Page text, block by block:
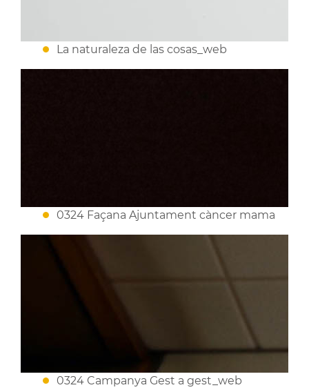
La naturaleza de las cosas_web
0324 Façana Ajuntament càncer mama
0324 Campanya Gest a gest_web